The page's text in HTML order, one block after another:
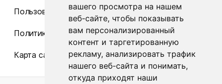
вашего просмотра на нашем
веб-сайте, чтобы показывать
вам персонализированный
контент и таргетированную
рекламу, анализировать трафик
нашего веб-сайта и понимать,
откуда приходят наши
Пользовательское соглашение
Политика конфиденциальности
Карта сайта